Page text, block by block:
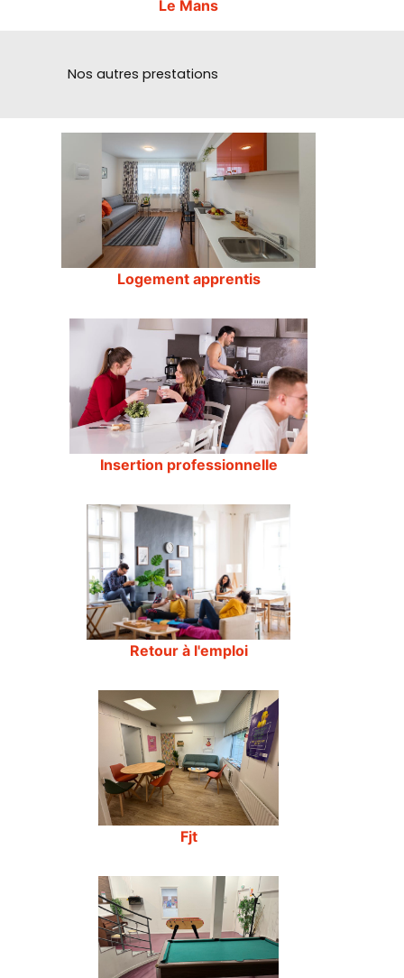
Le Mans
Nos autres prestations
Logement apprentis
Insertion professionnelle
Retour à l'emploi
Fjt